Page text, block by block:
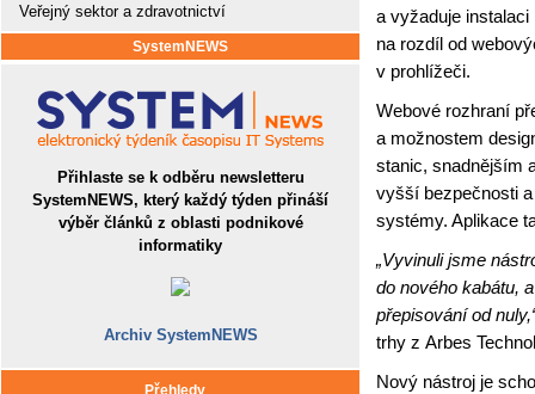
Veřejný sektor a zdravotnictví
SystemNEWS
Přihlaste se k odběru newsletteru
SystemNEWS, který každý týden přináší
výběr článků z oblasti podnikové
informatiky
Archiv SystemNEWS
Přehledy
a vyžaduje
na rozdíl od
v prohlížeči.
Webové rozhraní
a možnostem
stanic, snadnějším
vyšší bezpečnosti
systémy. Aplikace
„Vyvinuli jsme
do nového kabátu,
přepisování od
trhy z Arbes
Nový nástroj je